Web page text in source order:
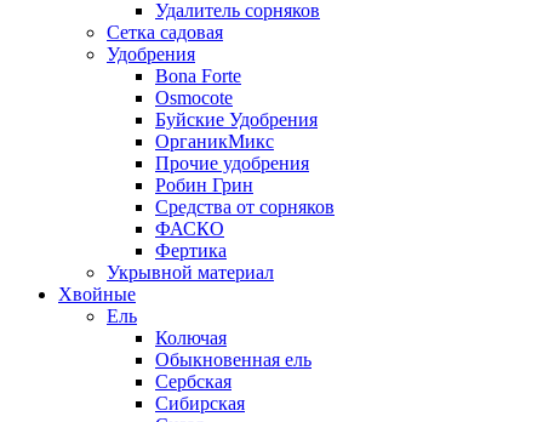
Удалитель сорняков
Сетка садовая
Удобрения
Bona Forte
Osmocote
Буйские Удобрения
ОрганикМикс
Прочие удобрения
Робин Грин
Средства от сорняков
ФАСКО
Фертика
Укрывной материал
Хвойные
Ель
Колючая
Обыкновенная ель
Сербская
Сибирская